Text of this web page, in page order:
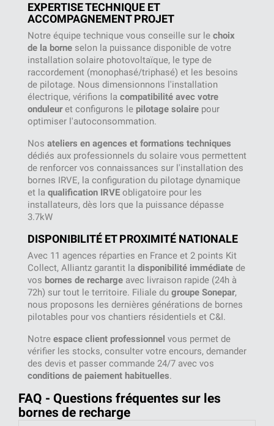
EXPERTISE TECHNIQUE ET
ACCOMPAGNEMENT PROJET
Notre équipe technique vous conseille sur le choix
de la borne selon la puissance disponible de votre
installation solaire photovoltaïque, le type de
raccordement (monophasé/triphasé) et les besoins
de pilotage. Nous dimensionnons l'installation
électrique, vérifions la compatibilité avec votre
onduleuret configurons le pilotage solaire pour
optimiser l'autoconsommation.
Nos ateliers en agences et formations techniques
dédiés aux professionnels du solaire vous permettent
de renforcer vos connaissances sur l'installation des
bornes IRVE, la configuration du pilotage dynamique
et la qualification IRVE obligatoire pour les
installateurs, dès lors que la puissance dépasse
3.7kW
DISPONIBILITÉ ET PROXIMITÉ NATIONALE
Avec 11 agences réparties en France et 2 points Kit
Collect, Alliantz garantit la disponibilité immédiate de
vos bornes de recharge avec livraison rapide (24h à
72h) sur tout le territoire. Filiale du groupe Sonepar,
nous proposons les dernières générations de bornes
pilotables pour vos chantiers résidentiels et C&I.
Notre espace client professionnel vous permet de
vérifier les stocks, consulter votre encours, demander
des devis et passer commande 24/7 avec vos
conditions de paiement habituelles.
FAQ - Questions fréquentes sur les
bornes de recharge